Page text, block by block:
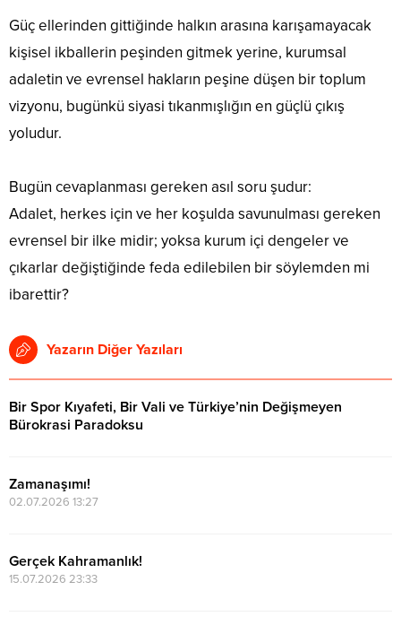
Güç ellerinden gittiğinde halkın arasına karışamayacak
kişisel ikballerin peşinden gitmek yerine, kurumsal
adaletin ve evrensel hakların peşine düşen bir toplum
vizyonu, bugünkü siyasi tıkanmışlığın en güçlü çıkış
yoludur.
Bugün cevaplanması gereken asıl soru şudur:
Adalet, herkes için ve her koşulda savunulması gereken
evrensel bir ilke midir; yoksa kurum içi dengeler ve
çıkarlar değiştiğinde feda edilebilen bir söylemden mi
ibarettir?
Yazarın Diğer Yazıları
Bir Spor Kıyafeti, Bir Vali ve Türkiye’nin Değişmeyen
Bürokrasi Paradoksu
Zamanaşımı!
02.07.2026 13:27
Gerçek Kahramanlık!
15.07.2026 23:33